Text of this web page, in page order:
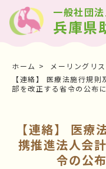
一般社団
兵庫県
ホーム
メーリングリス
【連絡】 医療法施行規
部を改正する省令の公布
【連絡】 医療
携推進法人会
令の公